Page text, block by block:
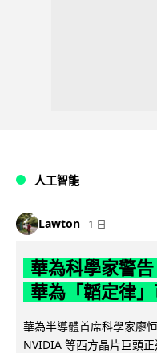
人工智能
Lawton 1 日
華為科學家警
華為「韜定律
華為半導體首席科學家廖
NVIDIA 等西方晶片巨頭